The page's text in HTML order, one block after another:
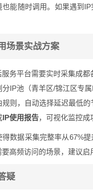
也能随时调用。如果遇到
场景实战方案
务平台需要实时采集成都
IP池（青羊区/锦江区专属
规则，自动选择延迟最低的
IP使用报告，可视化监控成
得数据采集完整率从67%
高频访问的场景，建议
疑